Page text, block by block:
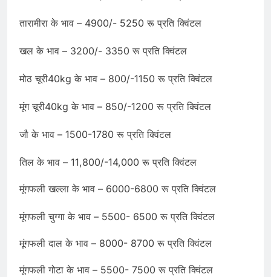
तारामीरा के भाव – 4900/- 5250 रू प्रति क्विंटल
खल के भाव – 3200/- 3350 रू प्रति क्विंटल
मोठ चूरी40kg के भाव – 800/-1150 रू प्रति क्विंटल
मूंग चूरी40kg के भाव – 850/-1200 रू प्रति क्विंटल
जौ के भाव – 1500-1780 रू प्रति क्विंटल
तिल के भाव – 11,800/-14,000 रू प्रति क्विंटल
मूंगफली खल्ला के भाव – 6000-6800 रू प्रति क्विंटल
मूंगफली चुग्गा के भाव – 5500- 6500 रू प्रति क्विंटल
मूंगफली दाल के भाव – 8000- 8700 रू प्रति क्विंटल
मूंगफली गोटा के भाव – 5500- 7500 रू प्रति क्विंटल